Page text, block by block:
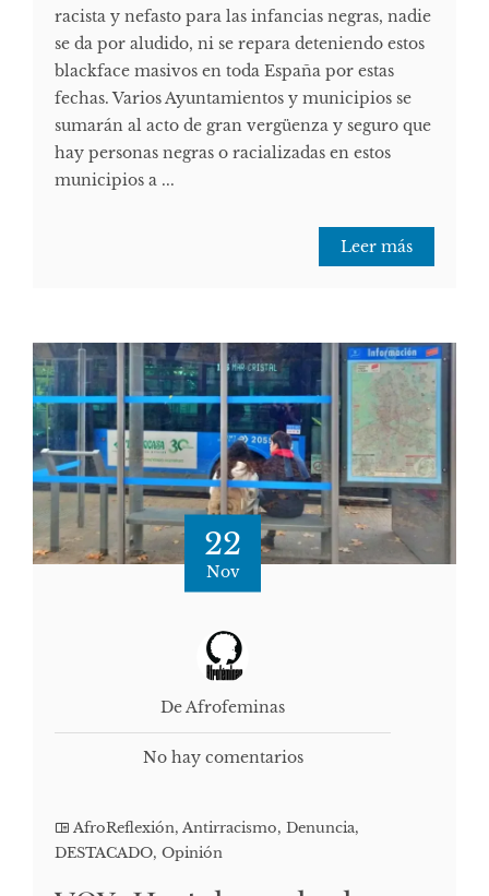
racista y nefasto para las infancias negras, nadie
se da por aludido, ni se repara deteniendo estos
blackface masivos en toda España por estas
fechas. Varios Ayuntamientos y municipios se
sumarán al acto de gran vergüenza y seguro que
hay personas negras o racializadas en estos
municipios a ...
Leer más
22
Nov
De Afrofeminas
No hay comentarios
AfroReflexión, Antirracismo, Denuncia,
DESTACADO, Opinión